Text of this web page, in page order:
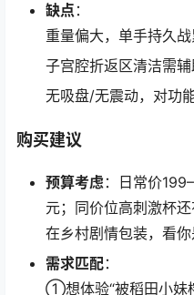
缺点 ：
重量偏大，单手持久战
子宫腔折返区清洁需辅
无吸盘/无震动，对功
购买建议
预算考虑：日常价
元；同价位高刺激杯
在乡村剧情包装，看你
需求匹配：
①想体验“被稻田小妹